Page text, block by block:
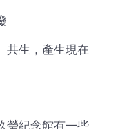
共生，產生現在